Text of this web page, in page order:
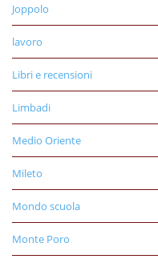
Joppolo
lavoro
Libri e recensioni
Limbadi
Medio Oriente
Mileto
Mondo scuola
Monte Poro